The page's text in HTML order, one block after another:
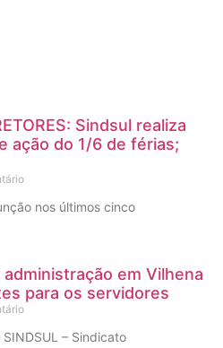
Sindsul realiza
ação do 1/6 de férias;
nos últimos cinco
em Vilhena
para os servidores
– Sindicato